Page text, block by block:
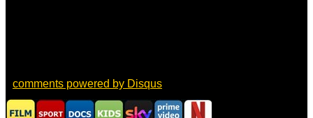
comments powered by Disqus